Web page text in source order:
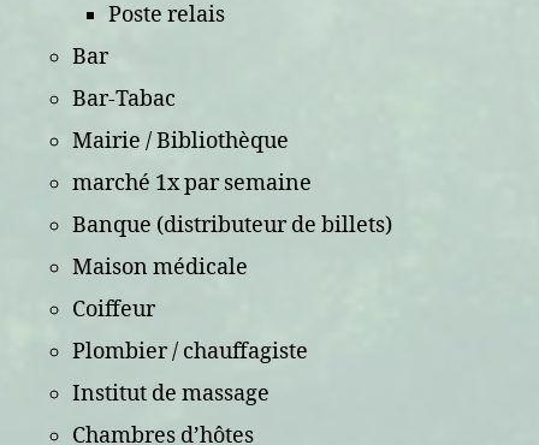
Poste relais
Bar
Bar-Tabac
Mairie / Bibliothèque
marché 1x par semaine
Banque (distributeur de billets)
Maison médicale
Coiffeur
Plombier / chauffagiste
Institut de massage
Chambres d’hôtes